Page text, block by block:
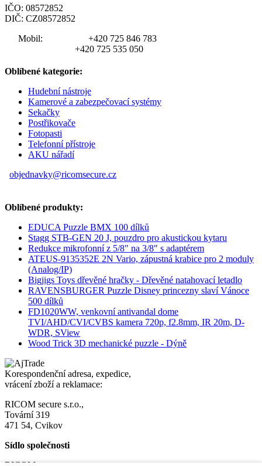
IČO: 08572852
DIČ: CZ08572852
Mobil:
+420 725 846 783
+420 725 535 050
Oblíbené kategorie:
Hudební nástroje
Kamerové a zabezpečovací systémy
Sekačky
Postřikovače
Fotopasti
Telefonní přístroje
AKU nářadí
objednavky@ricomsecure.cz
Oblíbené produkty:
EDUCA Puzzle BMX 100 dílků
Stagg STB-GEN 20 J, pouzdro pro akustickou kytaru
Redukce mikrofonní z 5/8" na 3/8" s adaptérem
ATEUS-9135352E 2N Vario, zápustná krabice pro 2 moduly
(Analog/IP)
Bigjigs Toys dřevěné hračky - Dřevěné natahovací letadlo
RAVENSBURGER Puzzle Disney princezny slaví Vánoce
500 dílků
FD1020WW, venkovní antivandal dome
TVI/AHD/CVI/CVBS kamera 720p, f2.8mm, IR 20m, D-
WDR, SView
Wood Trick 3D mechanické puzzle - Dýně
Korespondenční adresa, expedice,
vrácení zboží a reklamace:
RICOM secure s.r.o.,
Tovární 319
471 54, Cvikov
Sídlo společnosti